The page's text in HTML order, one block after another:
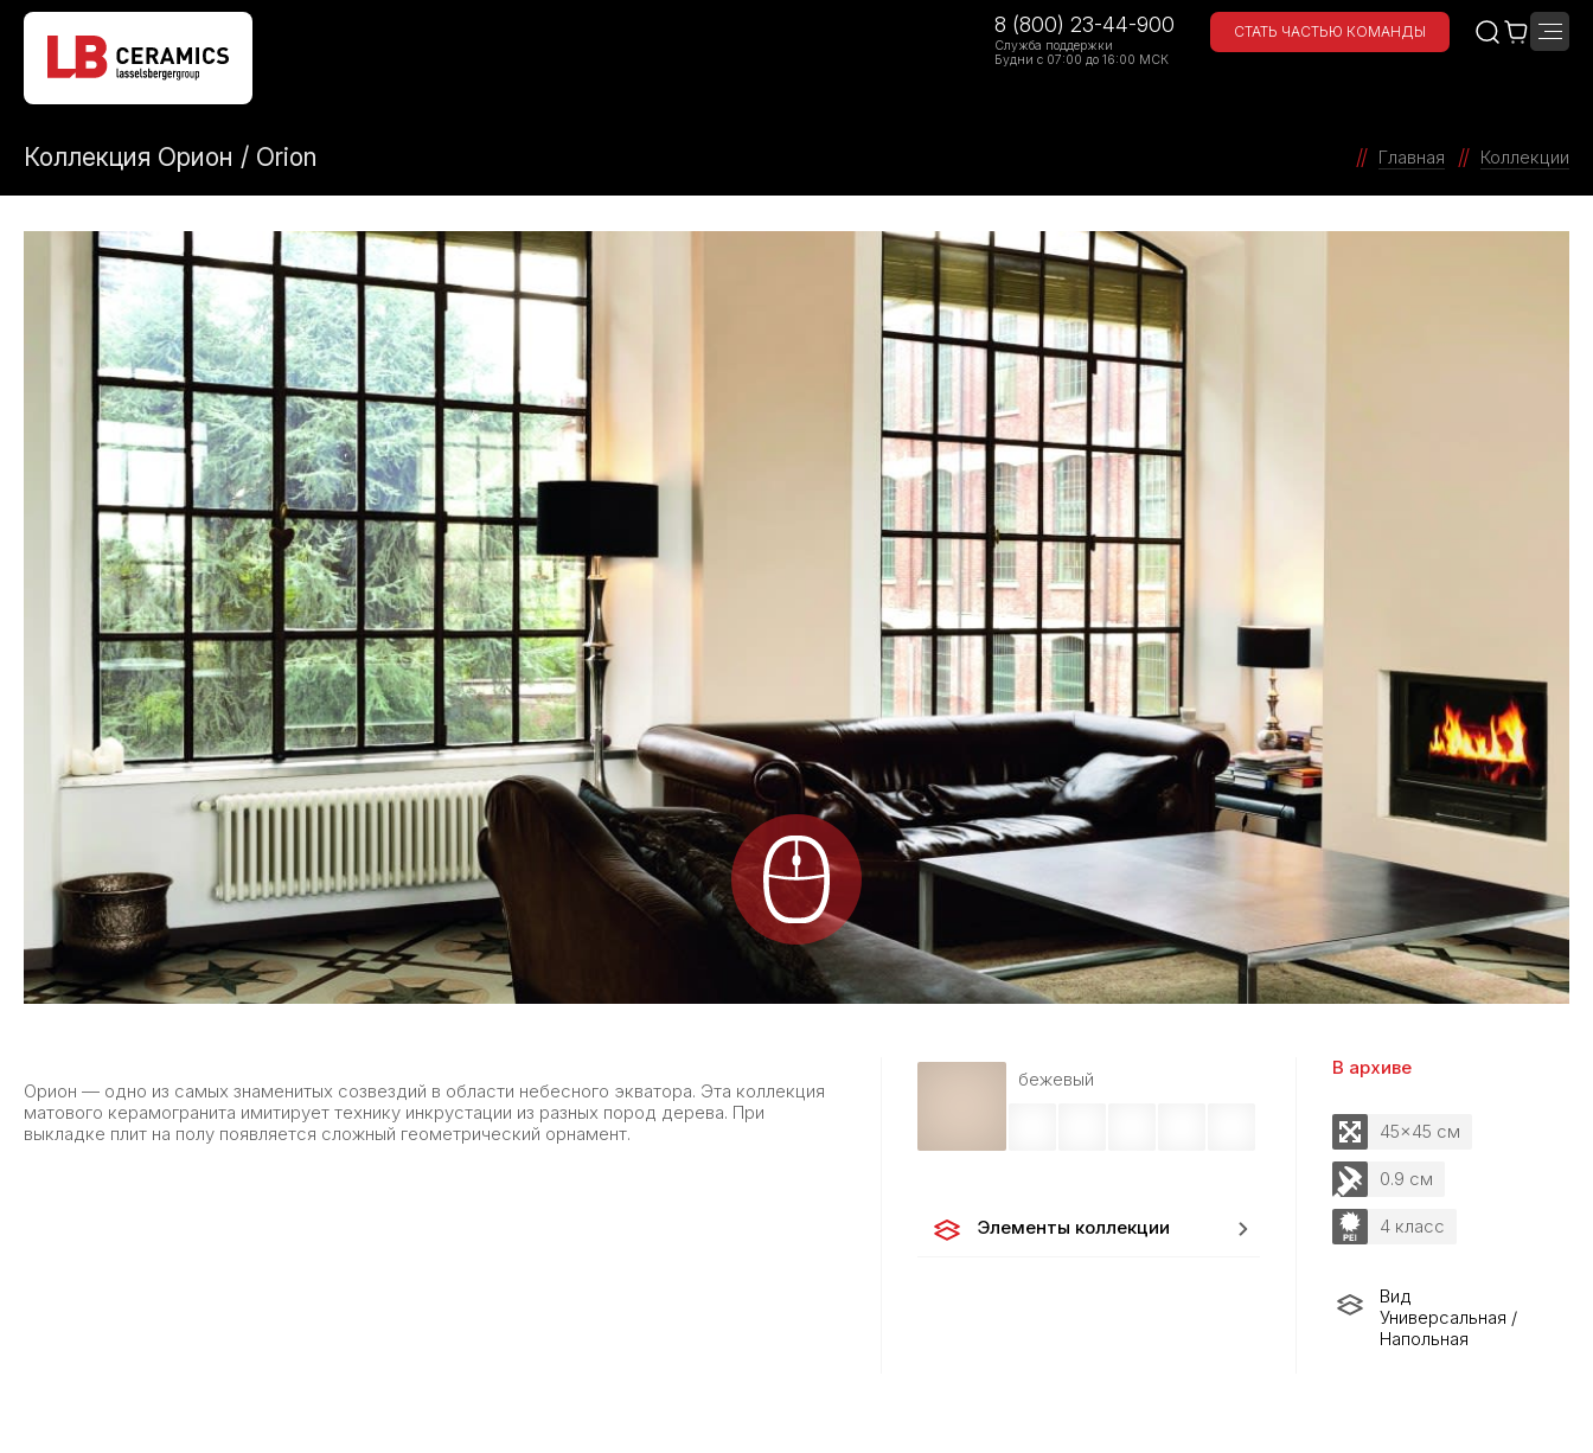
8 (800) 23-44-900
Служба поддержки
Будни с 07:00 до 16:00 МСК
СТАТЬ ЧАСТЬЮ КОМАНДЫ
Коллекция Орион / Orion Главная Коллекции
Орион — одно из самых знаменитых созвездий в области небесного экватора. Эта коллекция
матового керамогранита имитирует технику инкрустации из разных пород дерева. При
выкладке плит на полу появляется сложный геометрический орнамент.
бежевый
Элементы коллекции
В архиве
45x45 см
0.9 см
4 класс
Вид
Универсальная /
Напольная